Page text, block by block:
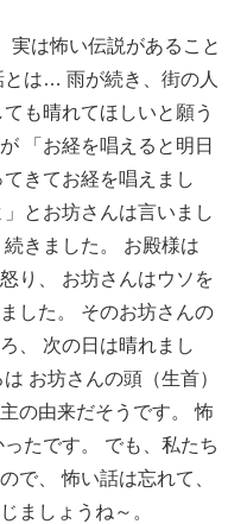
実は怖い伝説があること
とは… 雨が続き、街の人
も晴れてほしいと願う
「お経を唱えると明日
きてお経を唱えまし
とお坊さんは言いまし
きました。 お殿様は
り、 お坊さんはウソを
した。 そのお坊さんの
、 次の日は晴れまし
お坊さんの頭（生首）
の由来だそうです。 怖
たです。 でも、私たち
で、 怖い話は忘れて、
ましょうね～。